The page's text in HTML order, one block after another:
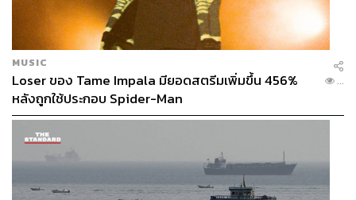
มากไปกว่านั้น เราได้ก้าวสู่ยุคสมัยที่เรียกกันว่า ‘Woke’ ซึ่งคือ
การที่คนกลุ่มมิลเลนเนียลส่วนใหญ่สนใจเรื่อง ‘จรรยาบรรณ’
และความโปร่งใสมากขึ้น ทั้งในการผลิตสินค้า จุดยืนของดี
ไซเนอร์ทางการเมือง และเรื่องการช่วยเหลือสังคม เป็นต้น
นั่นคือเหตุผลว่าทำไมในปี 2018 เราได้เห็นหลายแบรนด์หยุด
การใช้หนังและขนสัตว์อย่าง Versace, Gucci, Michael Kors
และล่าสุด Chanel มีการผลิตสินค้าเกี่ยวข้องกับความหลาก
หลายทางเพศผ่านลาย Pride สีรุ้ง อาทิ Burberry และมีการ
ทำโปรเจกต์นำเสนอเรื่องสิทธิผู้หญิง เช่น Dior, Zadig &
MUSIC
Loser ของ Tame Impala มียอดสตรีมเพิ่มขึ้น 456%
หลังถูกใช้ประกอบ Spider-Man
...